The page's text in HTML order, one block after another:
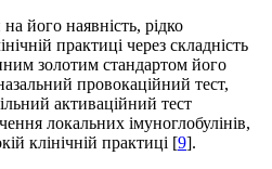
його наявність, рідко
практиці через складність
золотим стандартом його
провокаційний тест,
активаційний тест
локальних імуноглобулінів,
клінічній практиці [9].